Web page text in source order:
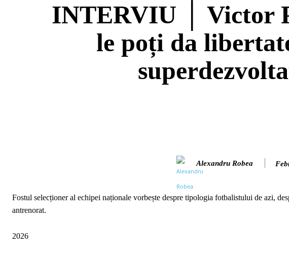
INTERVIU │ Victor
le poți da
Alexandru Robea
Fostul selecționer al echipei naționale vorbește despre tipologia fotbalistului de azi,
antrenorat.
2026